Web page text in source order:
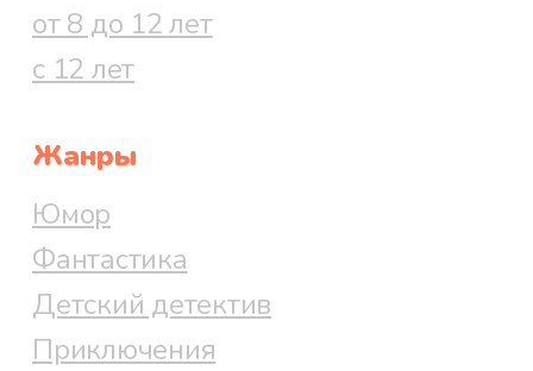
Файл 65
от 8 до 12 лет
с 12 лет
Жанры
Юмор
Фантастика
Детский детектив
Приключения